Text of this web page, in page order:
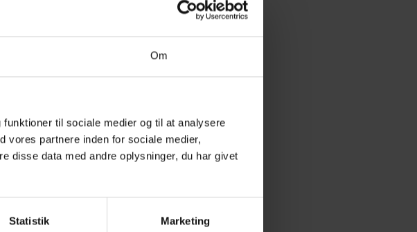
Om
til sociale medier og til at analysere
vores partnere inden for sociale medier,
disse data med andre oplysninger, du har givet
Statistik Marketing
den fine
hvor
og skov, der